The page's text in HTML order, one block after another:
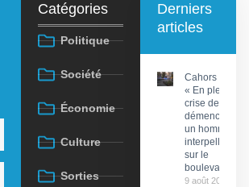
Catégories
Politique
Société
Économie
Culture
Sorties
Derniers
articles
Cahors :
« En pleine
crise de
démence »,
un homme
interpellé
sur le
boulevard
9 août 2026